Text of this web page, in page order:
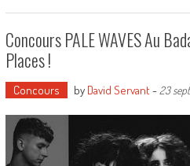
Concours PALE WAVES Au
Places !
Concours by David Servant- 23